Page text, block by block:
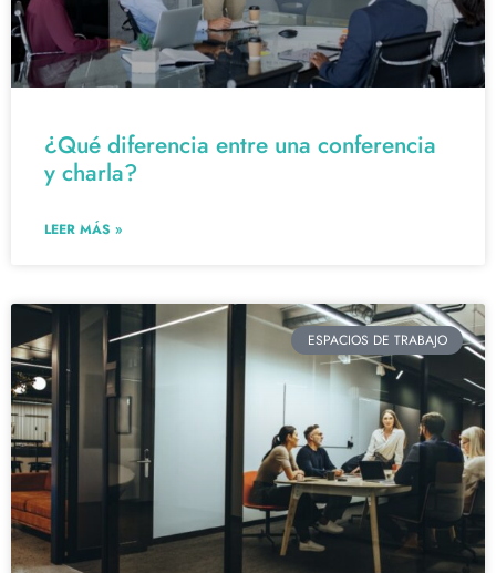
¿Qué diferencia entre una conferencia
y charla?
LEER MÁS »
ESPACIOS DE TRABAJO